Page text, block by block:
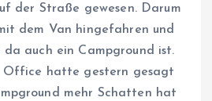
der Straße gewesen. Darum
dem Van hingefahren und
da auch ein Campground ist.
Office hatte gestern gesagt
mehr Schatten hat